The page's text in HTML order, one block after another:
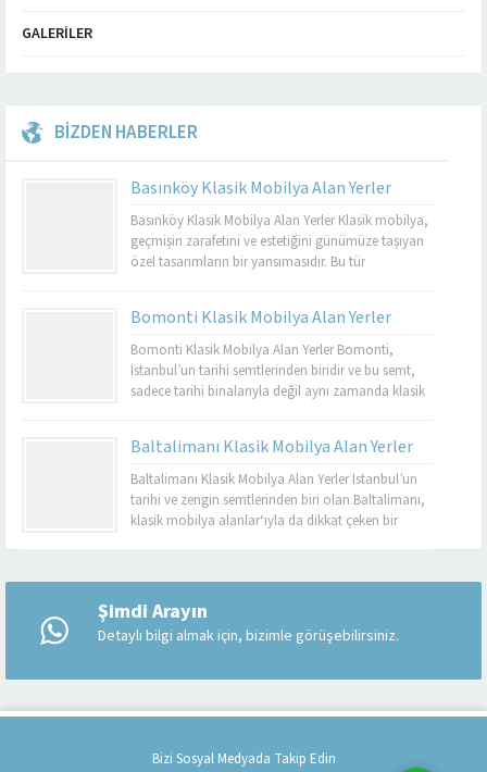
GALERILER
BİZDEN HABERLER
Basınköy Klasik Mobilya Alan Yerler
Basınköy Klasik Mobilya Alan Yerler Klasik mobilya,
geçmişin zarafetini ve estetiğini günümüze taşıyan
özel tasarımların bir yansımasıdır. Bu tür
mobilya alan yerler, bu tür özel parçaları
değerlendirmek isteyenler için mükemmel bir
seçenektir. Eğer siz de eski mobilyalarınızı satmayı...
Bomonti Klasik Mobilya Alan Yerler
Bomonti Klasik Mobilya Alan Yerler Bomonti,
İstanbul’un tarihi semtlerinden biridir ve bu semt,
sadece tarihi binalarıyla değil aynı zamanda klasik
bir semt olup, bu semtte klasik mobilyaları sevenler
için birçok seçenek sunmaktadır. Bomonti klasik
mobilya...
Baltalimanı Klasik Mobilya Alan Yerler
Baltalimanı Klasik Mobilya Alan Yerler İstanbul’un
tarihi ve zengin semtlerinden biri olan Baltalimanı,
klasik mobilya alanlar‘ıyla da dikkat çeken bir
mobilya ürünlerini bulabileceğiniz birçok
mağazaya ev sahipliği yapmaktadır. Bu makalede,
Baltalimanı klasik mobilya alan yerler hakkında...
Şimdi Arayın
Detaylı bilgi almak için, bizimle görüşebilirsiniz.
Bizi Sosyal Medyada Takip Edin
Cevap Yaz